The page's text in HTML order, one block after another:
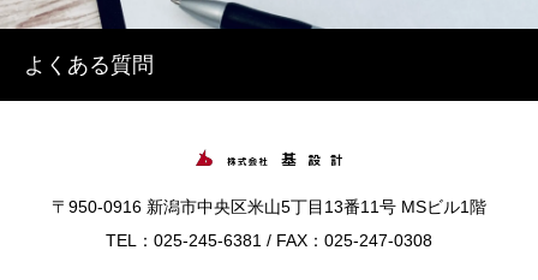
よくある質問
〒950-0916 新潟市中央区米山5丁目13番11号 MSビル1階
TEL：025-245-6381 / FAX：025-247-0308